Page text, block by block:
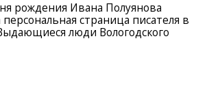
рождения Ивана Полуянова
страница писателя в
люди Вологодского